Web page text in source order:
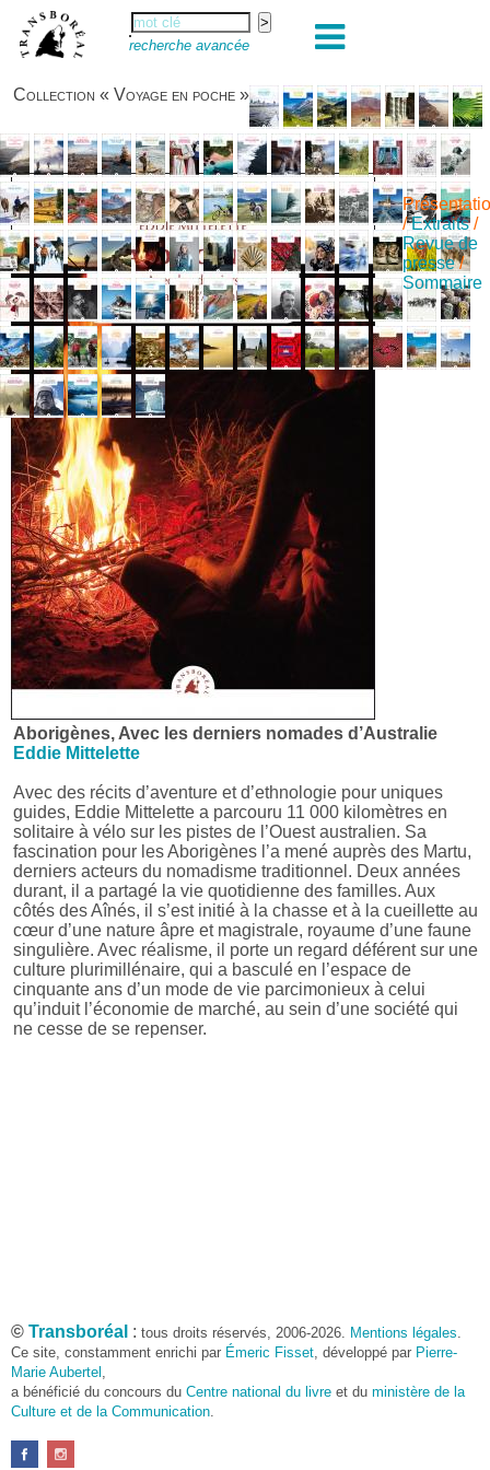
recherche avancée
Collection « Voyage en poche »
/Extraits/
Revue de
presse/
Sommaire
Aborigènes, Avec les derniers nomades d’Australie
Eddie Mittelette
Avec des récits d’aventure et d’ethnologie pour uniques
guides, Eddie Mittelette a parcouru 11 000 kilomètres en
solitaire à vélo sur les pistes de l’Ouest australien. Sa
fascination pour les Aborigènes l’a mené auprès des Martu,
derniers acteurs du nomadisme traditionnel. Deux années
durant, il a partagé la vie quotidienne des familles. Aux
côtés des Aînés, il s’est initié à la chasse et à la cueillette au
cœur d’une nature âpre et magistrale, royaume d’une faune
singulière. Avec réalisme, il porte un regard déférent sur une
culture plurimillénaire, qui a basculé en l’espace de
cinquante ans d’un mode de vie parcimonieux à celui
qu’induit l’économie de marché, au sein d’une société qui
ne cesse de se repenser.
© Transboréal : tous droits réservés, 2006-2026. Mentions légales.
Ce site, constamment enrichi par Émeric Fisset, développé par Pierre-
Marie Aubertel ,
a bénéficié du concours du Centre national du livre et du ministère de la
Culture et de la Communication.